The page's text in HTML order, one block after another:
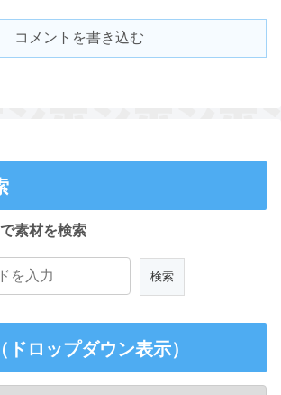
コメントを書き込む
素材を検索
ドロップダウン表示）